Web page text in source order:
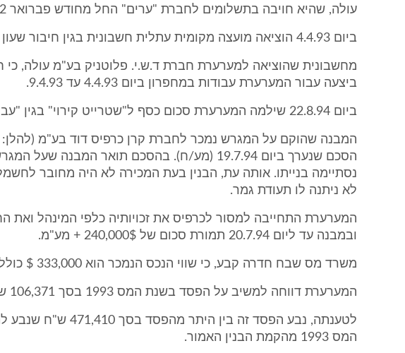
עולה, שהיא חויבה בתשלומים לחברת "ערים" החל מחודש פברואר 92.
ביום 4.4.93 הוציאה מועצה מקומית עתלית חשבונית בגין חיבור שעון מים לאתר הבניה.
מחשבונית שהוציאה למערערת חברת ד.ש.י. פלוטניק בע"מ עולה, כי
ביצעה עבור המערערת עבודות במחפרון ביום 4.4.93 עד 9.4.93.
ביום 22.8.94 שילמה המערערת סכום כסף ל"שטרייט קירוי" בגין "עבודות קירוי".
המבנה שהוקם על המגרש נמכר לחברת קרן כרפיס דוד בע"מ (להלן:
הסכם שנערך ביום 19.7.94 (מע/ח). בהסכם תואר המבנה
נסתיימה בנייתו. אותה עת, הבנין בעת המכירה לא היה מחובר
לא ניתנה לו תעודת גמר.
המערערת התחייבה למסור לכרפיס את זכויותיה כלפי המינהל ואת
ובמבנה עד ליום 20.7.94 תמורת סכום של 240,000$ + מע"מ.
משרד מס שבח חדרה קבע, כי שווי הנכס הנמכר הוא 333,000 $ כולל מע"מ.
המערערת דווחה למשיב על הפסד בשנת המס 1993 בסך 106,371 ש"ח.
לטענתה, נבע הפסד זה בין היתר
המס 1993 מהקמת הבנין האמור.